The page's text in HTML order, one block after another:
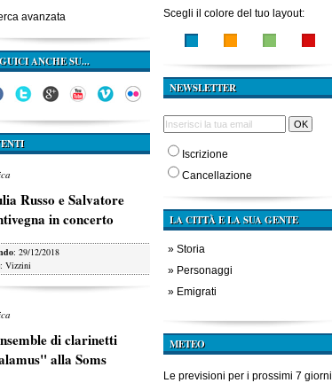
avanzata
ANCHE SU...
Russo e Salvatore
in concerto
: 29/12/2018
: Vizzini
di clarinetti
alla Soms
Scegli il colore del tuo layout:
NEWSLETTER
Iscrizione
Cancellazione
LA CITTÀ E LA SUA GENTE
» Storia
» Personaggi
» Emigrati
METEO
Le previsioni per i prossimi 7 giorni